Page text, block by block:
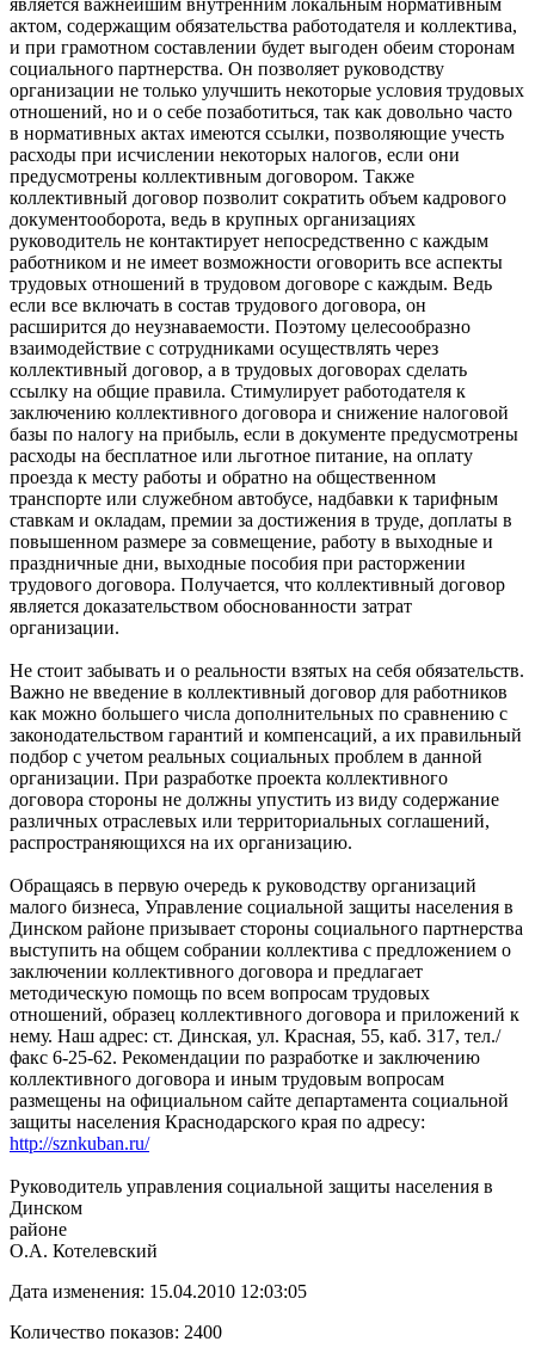
актом, содержащим обязательства работодателя и коллектива,
и при грамотном составлении будет выгоден обеим сторонам
социального партнерства. Он позволяет руководству
организации не только улучшить некоторые условия трудовых
отношений, но и о себе позаботиться, так как довольно часто
в нормативных актах имеются ссылки, позволяющие учесть
расходы при исчислении некоторых налогов, если они
предусмотрены коллективным договором. Также
коллективный договор позволит сократить объем кадрового
документооборота, ведь в крупных организациях
руководитель не контактирует непосредственно с каждым
работником и не имеет возможности оговорить все аспекты
трудовых отношений в трудовом договоре с каждым. Ведь
если все включать в состав трудового договора, он
расширится до неузнаваемости. Поэтому целесообразно
взаимодействие с сотрудниками осуществлять через
коллективный договор, а в трудовых договорах сделать
ссылку на общие правила. Стимулирует работодателя к
заключению коллективного договора и снижение налоговой
базы по налогу на прибыль, если в документе предусмотрены
расходы на бесплатное или льготное питание, на оплату
проезда к месту работы и обратно на общественном
транспорте или служебном автобусе, надбавки к тарифным
ставкам и окладам, премии за достижения в труде, доплаты в
повышенном размере за совмещение, работу в выходные и
праздничные дни, выходные пособия при расторжении
трудового договора. Получается, что коллективный договор
является доказательством обоснованности затрат
организации.
Не стоит забывать и о реальности взятых на себя обязательств.
Важно не введение в коллективный договор для работников
как можно большего числа дополнительных по сравнению с
законодательством гарантий и компенсаций, а их правильный
подбор с учетом реальных социальных проблем в данной
организации. При разработке проекта коллективного
договора стороны не должны упустить из виду содержание
различных отраслевых или территориальных соглашений,
распространяющихся на их организацию.
Обращаясь в первую очередь к руководству организаций
малого бизнеса, Управление социальной защиты населения в
Динском районе призывает стороны социального партнерства
выступить на общем собрании коллектива с предложением о
заключении коллективного договора и предлагает
методическую помощь по всем вопросам трудовых
отношений, образец коллективного договора и приложений к
нему. Наш адрес: ст. Динская, ул. Красная, 55, каб. 317, тел./
факс 6-25-62. Рекомендации по разработке и заключению
коллективного договора и иным трудовым вопросам
размещены на официальном сайте департамента социальной
защиты населения Краснодарского края по адресу:
http://sznkuban.ru/
Руководитель управления социальной защиты населения в
Динском
О.А. Котелевский
Дата изменения: 15.04.2010 12:03:05
Количество показов: 2400